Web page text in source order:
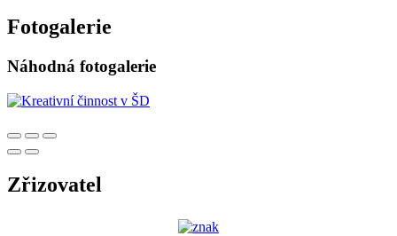
Fotogalerie
Náhodná fotogalerie
Zřizovatel